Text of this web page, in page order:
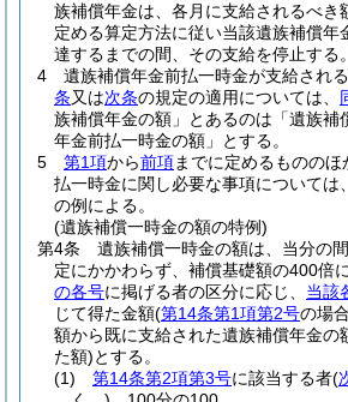
族補償年金は、各月に支給されるべき
定める算定方法に従い当該遺族補償年
達するまでの間、その支給を停止する。
4
遺族補償年金前払一時金が支給され
条又は次条の規定の適用については、
族補償年金の額」とあるのは「遺族補
年金前払一時金の額」とする。
5
第1項から前項までに定めるものの
払一時金に関し必要な事項については
の例による。
(遺族補償一時金の額の特例)
第4条
遺族補償一時金の額は、当分の間
定にかかわらず、補償基礎額の400倍
の各号に掲げる者の区分に応じ、 当該
じて得た金額(第14条第1項第2号の場
額から既に支給された遺族補償年金の
た額)とする。
(1)
第14条第2項第3号に該当する者(